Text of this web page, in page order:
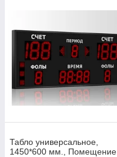
Табло универсальное,
1450*600 мм., Помещение